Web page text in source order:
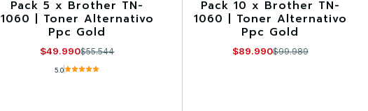
-10%
Pack 5 x Brother TN-
1060 | Toner Alternativo
Ppc Gold
$49.990$55.544
5.0
-10%
Pack 10 x Brother TN-
1060 | Toner Alternativo
Ppc Gold
$89.990$99.989